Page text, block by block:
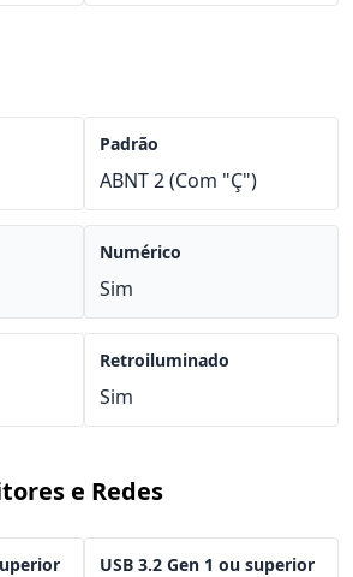
Padrão
ABNT 2 (Com "Ç")
Numérico
Sim
Retroiluminado
Sim
e Redes
USB 3.2 Gen 1 ou superior